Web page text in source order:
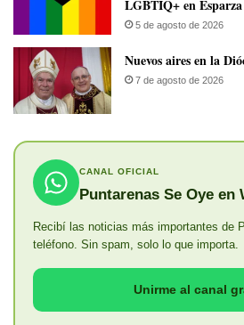
LGBTIQ+ en
5 de agosto de 2026
​Nuevos aires en la
7 de agosto de 2026
CANAL OFICIAL
Puntarenas Se Oye en
Recibí las noticias más importantes de
teléfono. Sin spam, solo lo que importa.
Unirme al canal